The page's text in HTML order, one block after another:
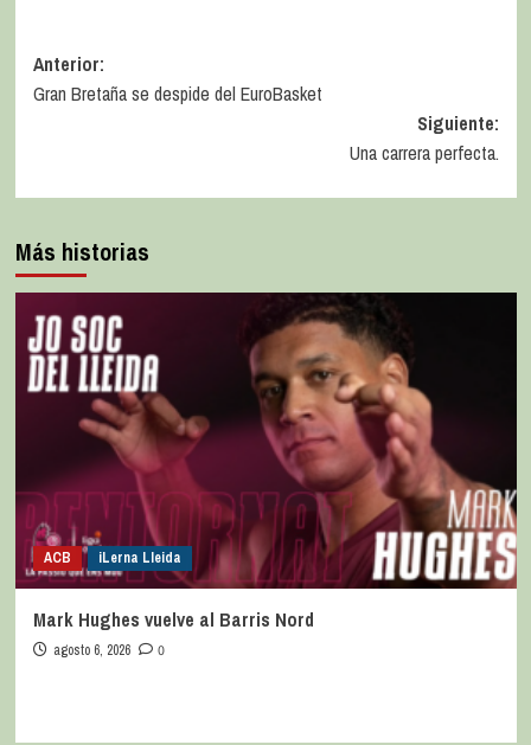
Anterior:
Gran Bretaña se despide del EuroBasket
Siguiente:
Una carrera perfecta.
Más historias
ACB iLerna Lleida
Mark Hughes vuelve al Barris Nord
agosto 6, 2026 0